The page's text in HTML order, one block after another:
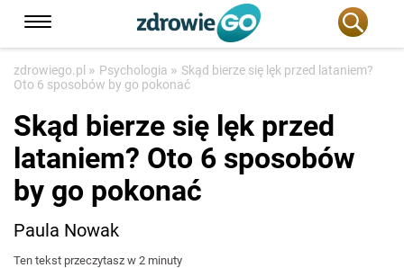
zdrowiego.pl » Psychologia » Skąd bierze się lęk przed lataniem?
Oto 6 sposobów by go pokonać
Skąd bierze się lęk przed
lataniem? Oto 6 sposobów
by go pokonać
Paula Nowak
Ten tekst przeczytasz w 2 minuty